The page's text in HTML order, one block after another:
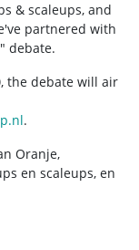
& scaleups, and
partnered with
debate.
, the debate will air
.
Oranje,
en scaleups, en